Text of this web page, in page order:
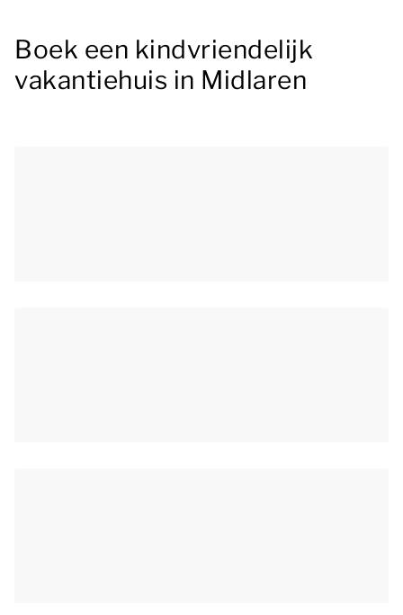
Boek een kindvriendelijk
vakantiehuis in Midlaren